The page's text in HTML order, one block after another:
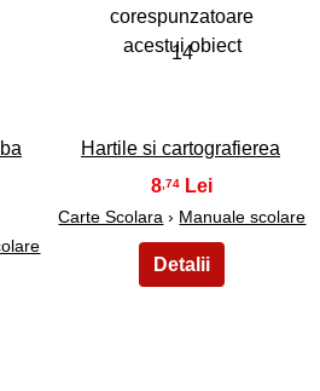
14
Hartile si cartografierea
8 ,74
Carte Scolara › Manuale scolare